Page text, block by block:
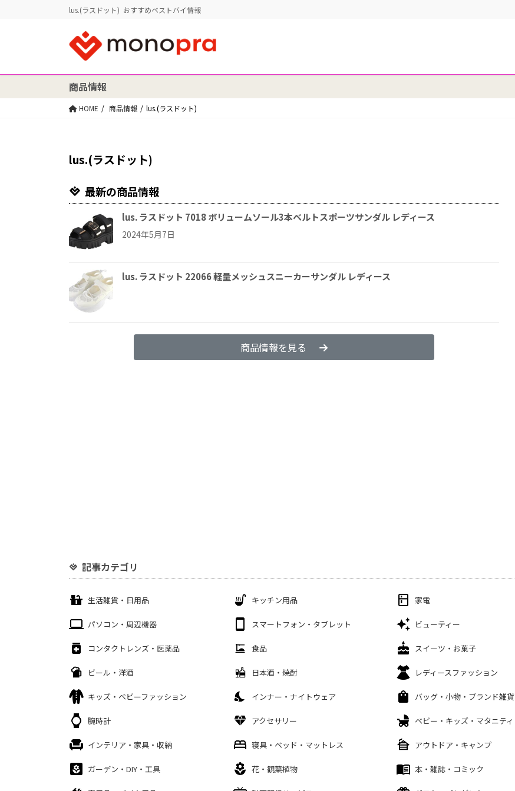
lus.(ラスドット) おすすめベストバイ情報
商品情報
HOME 商品情報 lus.(ラスドット)
lus.(ラスドット)
最新の商品情報
lus. ラスドット 7018 ボリュームソール3本ベルトスポーツサンダル レディース
2024年5月7日
lus. ラスドット 22066 軽量メッシュスニーカーサンダル レディース
商品情報を見る
記事カテゴリ
生活雑貨・日用品 キッチン用品 家電
パソコン・周辺機器 スマートフォン・タブレット ビューティー
コンタクトレンズ・医薬品 食品 スイーツ・お菓子
ビール・洋酒 日本酒・焼酎 レディースファッション
キッズ・ベビーファッション インナー・ナイトウェア バッグ・小物・ブランド雑貨
腕時計 アクセサリー ベビー・キッズ・マタニティ
インテリア・家具・収納 寝具・ベッド・マットレス アウトドア・キャンプ
ガーデン・DIY・工具 花・観葉植物 本・雑誌・コミック